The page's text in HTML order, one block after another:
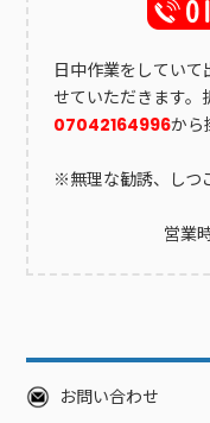
除草剤散布前には草む
要があります。便利屋
りから除草剤散布まで
かりません。草抜きな
い状態になることはな
離れている場合、雑草
す。そのような場合は
境にするのが効果的で
応可能除草剤散布は一
ションなどの集合住宅
るのは技術が必要であ
ておくことが大切です
作業を依頼されていま
洗濯物が乾きにくい草
日中作業をしてい
せていただきます。
07042164996から
※無理な勧誘、しつ
営業
お問い合わせ